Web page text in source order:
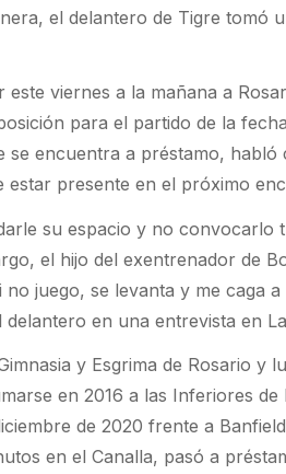
el delantero de Tigre tomó
este viernes a la mañana a
para el partido de la
se encuentra a préstamo, habló
estar presente en el próximo
su espacio y no convocarlo
el hijo del exentrenador de
juego, se levanta y me caga
en una entrevista en
y Esgrima de Rosario y
en 2016 a las Inferiores
de 2020 frente a
en el Canalla, pasó a